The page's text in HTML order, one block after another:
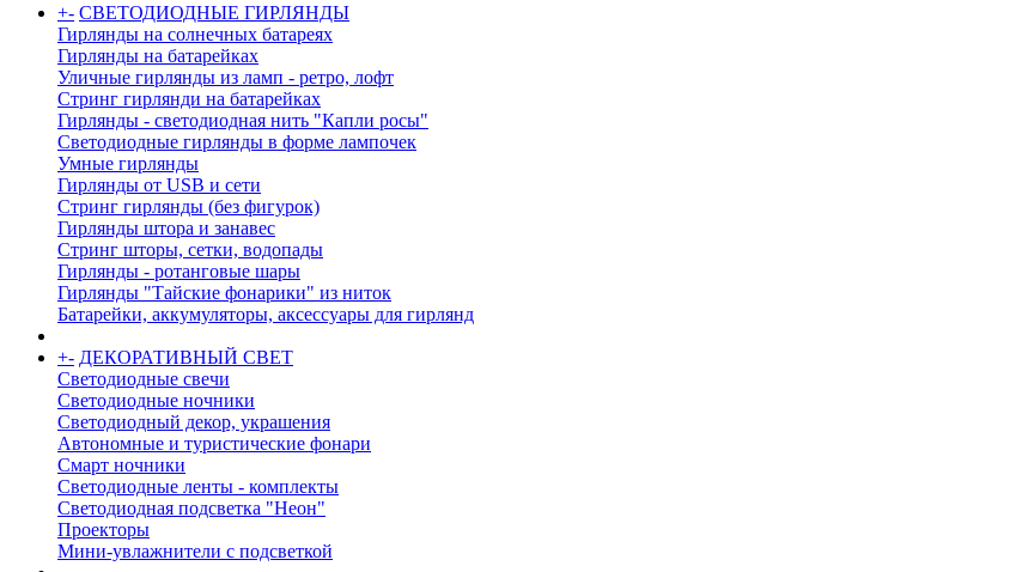
+- СВЕТОДИОДНЫЕ ГИРЛЯНДЫ
Гирлянды на солнечных батареях
Гирлянды на батарейках
Уличные гирлянды из ламп - ретро, лофт
Стринг гирлянди на батарейках
Гирлянды - светодиодная нить "Капли росы"
Светодиодные гирлянды в форме лампочек
Умные гирлянды
Гирлянды от USB и сети
Стринг гирлянды (без фигурок)
Гирлянды штора и занавес
Стринг шторы, сетки, водопады
Гирлянды - ротанговые шары
Гирлянды "Тайские фонарики" из ниток
Батарейки, аккумуляторы, аксессуары для гирлянд
+- ДЕКОРАТИВНЫЙ СВЕТ
Светодиодные свечи
Светодиодные ночники
Светодиодный декор, украшения
Автономные и туристические фонари
Смарт ночники
Светодиодные ленты - комплекты
Светодиодная подсветка "Неон"
Проекторы
Мини-увлажнители с подсветкой